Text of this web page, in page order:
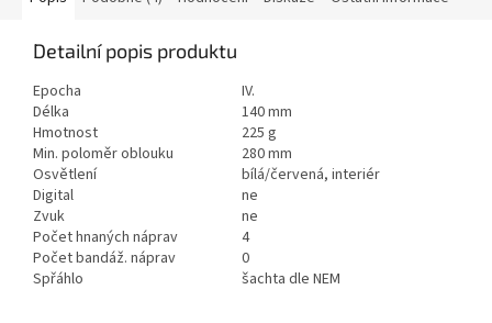
Detailní popis produktu
Epocha
IV.
Délka
140 mm
Hmotnost
225 g
Min. poloměr oblouku
280 mm
Osvětlení
bílá/červená, interiér
Digital
ne
Zvuk
ne
Počet hnaných náprav
4
Počet bandáž. náprav
0
Spřáhlo
šachta dle NEM